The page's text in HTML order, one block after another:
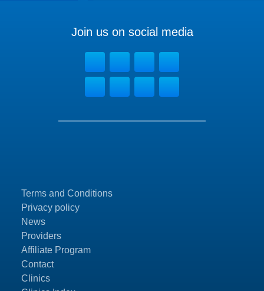
Terms and Conditions
Privacy policy
News
Providers
Affiliate Program
Contact
Clinics
Join us on social media